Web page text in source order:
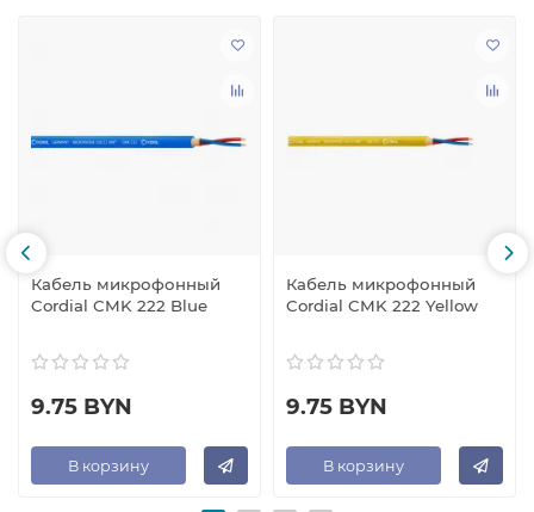
Кабель микрофонный
Cordial CMK 222 Blue
9.75 BYN
В корзину
Кабель микрофонный
Cordial CMK 222 Yellow
9.75 BYN
В корзину